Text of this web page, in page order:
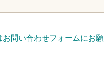
問い合わせフォームにお願